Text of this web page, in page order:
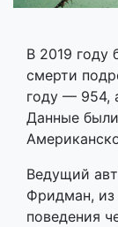
В 2019 году
смерти
году — 954,
Данные
Ведущий
Фридман, из
поведения